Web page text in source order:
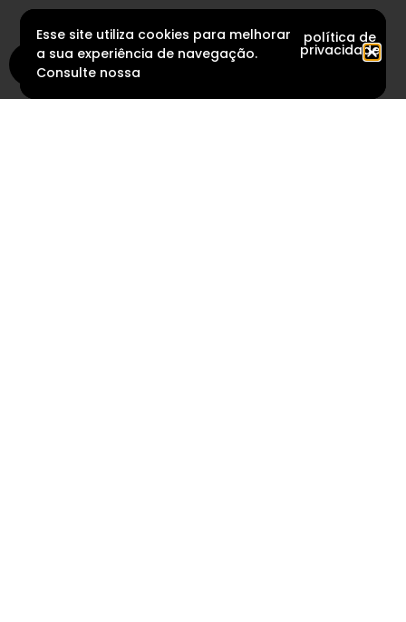
Esse site utiliza cookies para melhorar
a sua experiência de navegação.
Consulte nossa
política de
privacidade